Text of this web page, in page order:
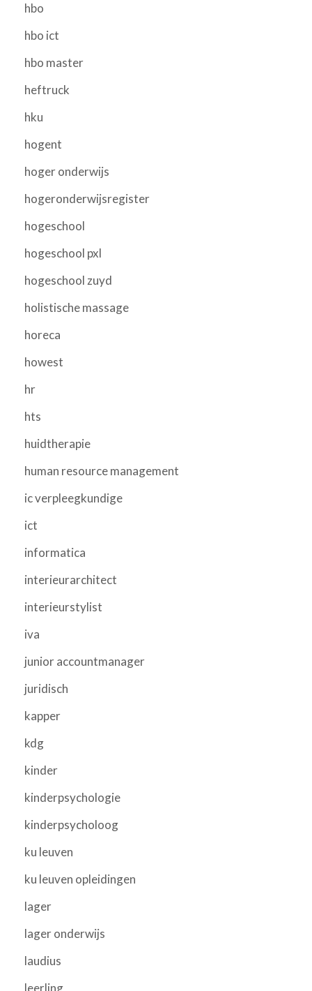
hbo
hbo ict
hbo master
heftruck
hku
hogent
hoger onderwijs
hogeronderwijsregister
hogeschool
hogeschool pxl
hogeschool zuyd
holistische massage
horeca
howest
hr
hts
huidtherapie
human resource management
ic verpleegkundige
ict
informatica
interieurarchitect
interieurstylist
iva
junior accountmanager
juridisch
kapper
kdg
kinder
kinderpsychologie
kinderpsycholoog
ku leuven
ku leuven opleidingen
lager
lager onderwijs
laudius
leerling